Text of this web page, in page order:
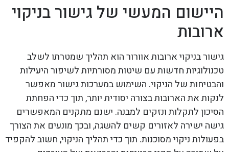
היישום המעשי של גישור בניקוי
ארובות
גישור בניקוי ארובות אוורור הוא תהליך שמטרתו לשלב
טכנולוגיות חדשות עם שיטות מסורתיות לשיפור היעילות
והבטיחות של הניקוי. השימוש במערכות גישור מאפשר
לנקות את הארובות בצורה יסודית יותר, תוך כדי הפחתת
הסיכון לתקלות ונזקים למבנה. ישנם מתקנים המאפשרים
גישה ישירה לאזורים קשים להשגה, ובכך מונעים את הצורך
בפעולות ניקוי מסוכנות. תוך כדי תהליך הניקוי, חשוב להקפיד